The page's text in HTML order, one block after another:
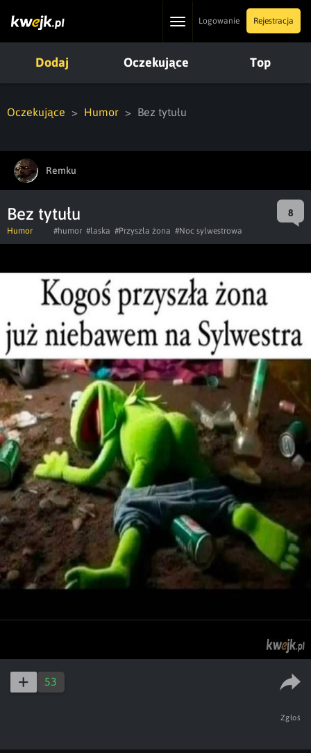
ToggleLogowanie Rejestracja
Dodaj Oczekujące Top
Oczekujące Humor Bez tytułu
Remku
Bez tytułu 8
Humor #humor #laska #Przyszła żona #Noc sylwestrowa
53
Zgłoś